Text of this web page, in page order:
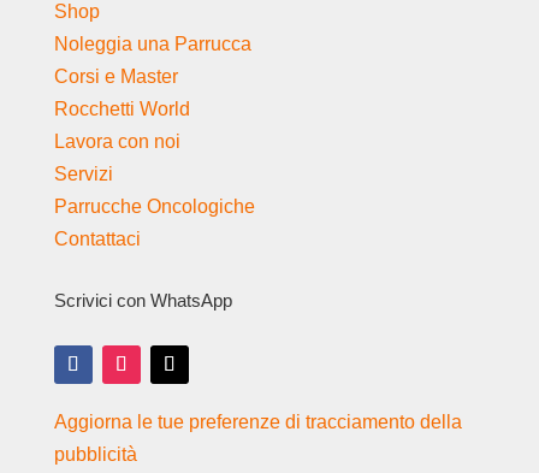
Shop
Noleggia una Parrucca
Corsi e Master
Rocchetti World
Lavora con noi
Servizi
Parrucche Oncologiche
Contattaci
Scrivici con WhatsApp
Aggiorna le tue preferenze di tracciamento della
pubblicità